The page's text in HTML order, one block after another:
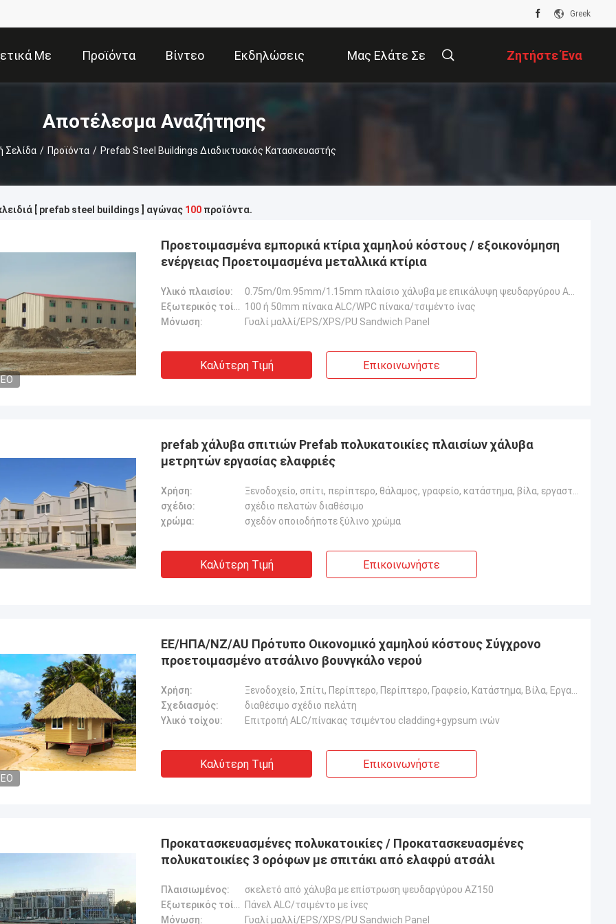
Greek
Με
Εμάς
Προϊόντα Βίντεο Εκδηλώσεις Μας Ελάτε Σε Ζητήστε Ένα
Απόσπασμα
Αποτέλεσμα Αναζήτησης
Σελίδα / Προϊόντα / Prefab Steel Buildings Διαδικτυακός Κατασκευαστής
Τύμβοι του Michael
Gary
[ prefab steel buildings ] αγώνας 100 προϊόντα.
Προετοιμασμένα εμπορικά κτίρια χαμηλού κόστους / εξοικονόμηση
ενέργειας Προετοιμασμένα μεταλλικά κτίρια
Υλικό πλαισίου:
Εξωτερικός τοίχος: 100 ή 50mm πίνακα ALC/WPC πίνακα/τσιμέντο ίνας
Μόνωση:
Γυαλί μαλλί/EPS/XPS/PU Sandwich Panel
Καλύτερη Τιμή Επικοινωνήστε
prefab χάλυβα σπιτιών Prefab πολυκατοικίες πλαισίων χάλυβα
μετρητών εργασίας ελαφριές
Χρήση:
σχέδιο:
σχέδιο πελατών διαθέσιμο
χρώμα:
σχεδόν οποιοδήποτε ξύλινο χρώμα
Καλύτερη Τιμή Επικοινωνήστε
ΕΕ/ΗΠΑ/NZ/AU Πρότυπο Οικονομικό χαμηλού κόστους Σύγχρονο
προετοιμασμένο ατσάλινο βουνγκάλο νερού
Χρήση:
Σχεδιασμός:
διαθέσιμο σχέδιο πελάτη
Υλικό τοίχου:
Επιτροπή ALC/πίνακας τσιμέντου cladding+gypsum ινών
Καλύτερη Τιμή Επικοινωνήστε
Προκατασκευασμένες πολυκατοικίες / Προκατασκευασμένες
πολυκατοικίες 3 ορόφων με σπιτάκι από ελαφρύ ατσάλι
Πλαισιωμένος:
σκελετό από χάλυβα με επίστρωση ψευδαργύρου AZ150
Εξωτερικός τοίχος:
Πάνελ ALC/τσιμέντο με ίνες
Μόνωση:
Γυαλί μαλλί/EPS/XPS/PU Sandwich Panel